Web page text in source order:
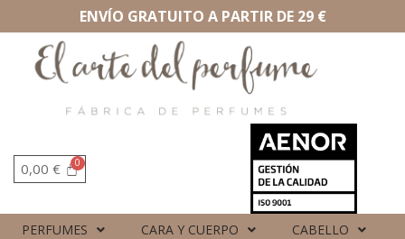
ENVÍO GRATUITO A PARTIR DE 29 €
0,00 €
PERFUMES CARA Y CUERPO
CABELLO